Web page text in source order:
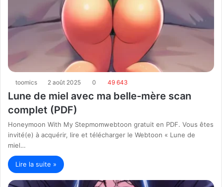
toomics 2 août 2025 0 49 643
Lune de miel avec ma belle-mère scan
complet (PDF)
Honeymoon With My Stepmomwebtoon gratuit en PDF. Vous êtes
invité(e) à acquérir, lire et télécharger le Webtoon « Lune de
miel…
Lire la suite »